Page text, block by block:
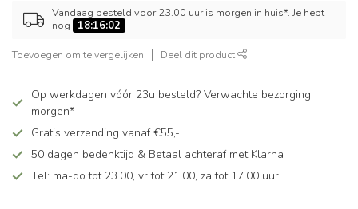
Vandaag besteld voor 23.00 uur is morgen in huis*. Je hebt
nog
18:16:02
Toevoegen om te vergelijken Deel dit product
Op werkdagen vóór 23u besteld? Verwachte bezorging
morgen*
Gratis verzending vanaf €55,-
50 dagen bedenktijd & Betaal achteraf met Klarna
Tel: ma-do tot 23.00, vr tot 21.00, za tot 17.00 uur